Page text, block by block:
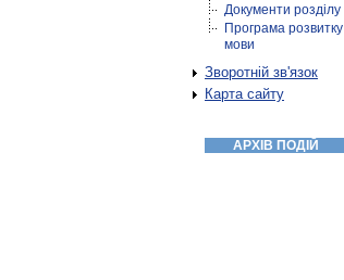
Документи розділу
Програма розвитку
мови
Зворотній зв'язок
Карта сайту
АРХІВ ПОДІЙ